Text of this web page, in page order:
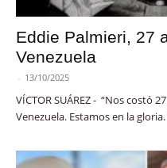
Eddie Palmieri, 27
Venezuela
- 13/10/2025
VÍCTOR SUÁREZ - “Nos costó
Venezuela. Estamos en la